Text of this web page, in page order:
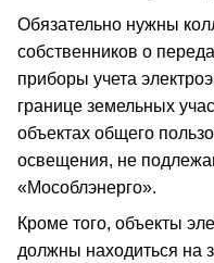
Обязательно нужны
собственников о
приборы учета
границе земельных
объектах общего
освещения, не
«Мособлэнерго».
Кроме того, объекты
должны находиться на